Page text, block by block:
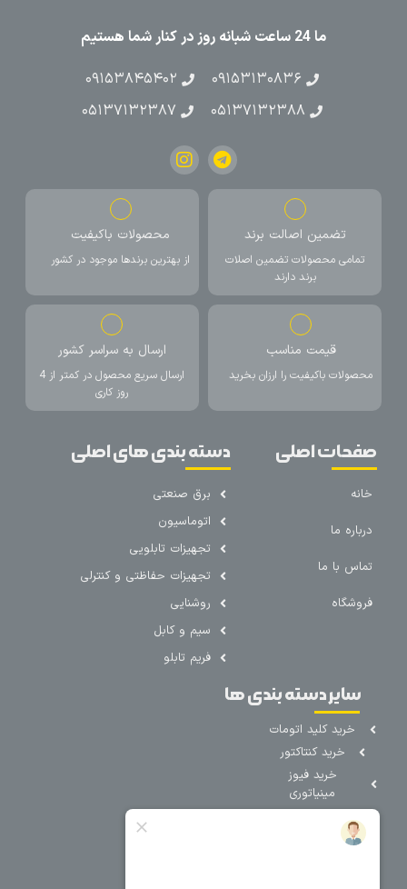
ما 24 ساعت شبانه روز در کنار شما هستیم
۰۹۱۵۳۱۳۰۸۳۶
۰۹۱۵۳۸۴۵۴۰۲
۰۵۱۳۷۱۳۲۳۸۸
۰۵۱۳۷۱۳۲۳۸۷
تضمین اصالت برند
تمامی محصولات تضمین اصلات
برند دارند
محصولات باکیفیت
از بهترین برندها موجود در کشور
قیمت مناسب
محصولات باکیفیت را ارزان بخرید
ارسال به سراسر کشور
ارسال سریع محصول در کمتر از 4
روز کاری
صفحات اصلی
خانه
درباره ما
تماس با ما
فروشگاه
دسته بندی های اصلی
برق صنعتی
اتوماسیون
تجهیزات تابلویی
تجهیزات حفاظتی و کنترلی
روشنایی
سیم و کابل
فریم تابلو
سایر دسته بندی ها
خرید کلید اتومات
خرید کنتاکتور
خرید فیوز
مینیاتوری